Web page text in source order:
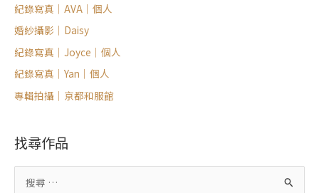
紀錄寫真｜AVA｜個人
婚紗攝影｜Daisy
紀錄寫真｜Joyce｜個人
紀錄寫真｜Yan｜個人
專輯拍攝｜京都和服館
找尋作品